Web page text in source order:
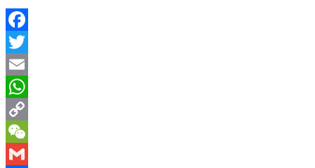
Facebook
Twitter
Email
WhatsApp
Copy
Link
WeChat